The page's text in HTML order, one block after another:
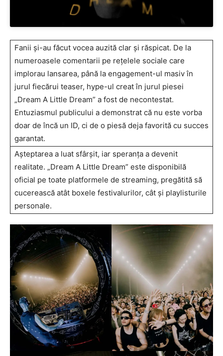
Fanii și-au făcut vocea auzită clar și răspicat. De la
numeroasele comentarii pe rețelele sociale care
implorau lansarea, până la engagement-ul masiv în
jurul fiecărui teaser, hype-ul creat în jurul piesei
„Dream A Little Dream” a fost de necontestat.
Entuziasmul publicului a demonstrat că nu este vorba
doar de încă un ID, ci de o piesă deja favorită cu succes
garantat.
Așteptarea a luat sfârșit, iar speranța a devenit
realitate. „Dream A Little Dream” este disponibilă
oficial pe toate platformele de streaming, pregătită să
cucerească atât boxele festivalurilor, cât și playlisturile
personale.